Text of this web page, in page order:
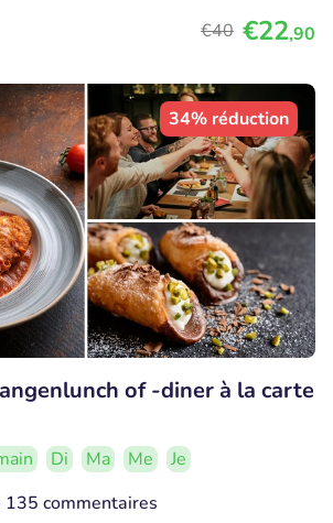
€40 €22,90
34% réduction
of -diner à la carte
Di Ma Me
Je
135 commentaires